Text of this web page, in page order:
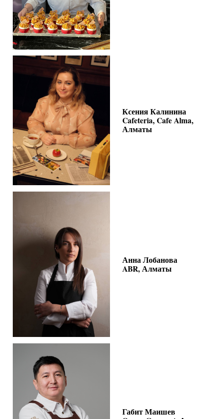
Ксения Калинина
Cafeteria, Cafe Alma,
Алматы
Анна Лобанова
ABR, Алматы
Габит Маишев